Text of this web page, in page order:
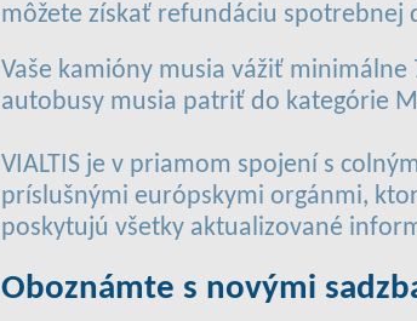
môžete získať refundáciu spotrebnej
Vaše kamióny musia vážiť minimálne
autobusy musia patriť do kategórie
VIALTIS je v priamom spojení s
príslušnými európskymi orgánmi,
poskytujú všetky aktualizované
Oboznámte s novými